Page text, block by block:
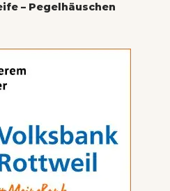
– Pegelhäuschen